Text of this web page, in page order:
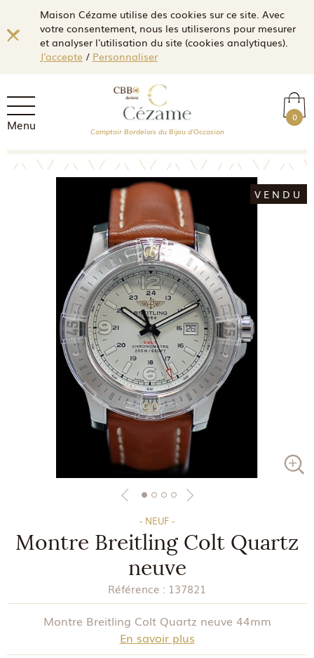
Maison Cézame utilise des cookies sur ce site. Avec
votre consentement, nous les utiliserons pour mesurer
et analyser l'utilisation du site (cookies analytiques).
J'accepte/ Personnaliser
Menu 0
Comptoir Bordelais du Bijou d'Occasion
VENDU
- NEUF -
Montre Breitling Colt Quartz
neuve
Référence : 137821
Montre Breitling Colt Quartz neuve 44mm
En savoir plus